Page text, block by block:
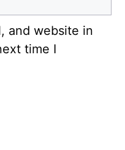
and website in
time I